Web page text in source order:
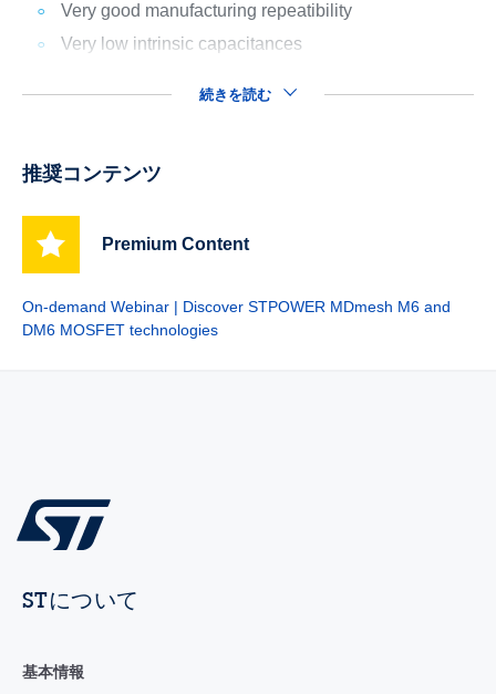
Very good manufacturing repeatibility
Very low intrinsic capacitances
続きを読む
推奨コンテンツ
Premium Content
On-demand Webinar | Discover STPOWER MDmesh M6 and
DM6 MOSFET technologies
STについて
基本情報